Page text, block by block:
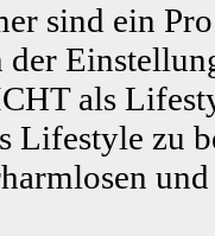
sind ein
der
als
Lifestyle zu